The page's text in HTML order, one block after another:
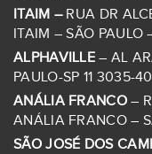
ITAIM – RUA DR
ITAIM – SÃO PAULO
ALPHAVILLE – AL
PAULO-SP 11 3035-
ANÁLIA FRANCO–
ANÁLIA FRANCO –
SÃO JOSÉ DOS